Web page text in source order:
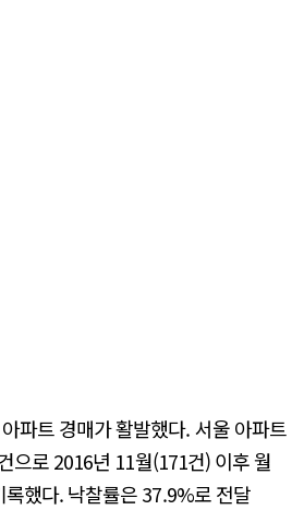
파트 경매가 활발했다. 서울 아파트
으로 2016년 11월(171건) 이후 월
했다. 낙찰률은 37.9%로 전달